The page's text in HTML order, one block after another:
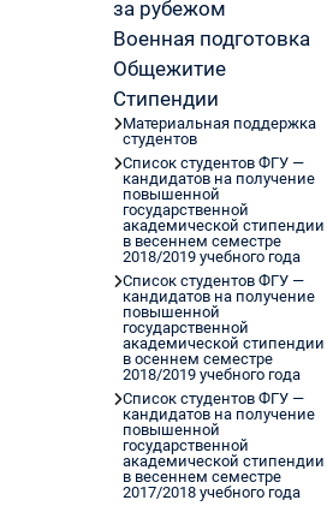
Первый канал,
Вячеслав Никонов в
Первый канал,
Конкурсные списки
вступительные
М.В.Ломоносова в
(ранжированные
Вячеслав Никонов в
Первый канал,
Вячеслав Никонов в
Первый канал,
за рубежом
Военная подготовка
Общежитие
Стипендии
Материальная поддержка
студентов
Список студентов ФГУ —
кандидатов на получение
повышенной
государственной
академической стипендии
в весеннем семестре
2018/2019 учебного года
Список студентов ФГУ —
кандидатов на получение
повышенной
государственной
академической стипендии
в осеннем семестре
2018/2019 учебного года
Список студентов ФГУ —
кандидатов на получение
повышенной
государственной
академической стипендии
в весеннем семестре
2017/2018 учебного года